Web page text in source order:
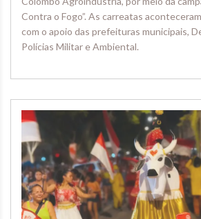
Contra o Fogo”. As carreatas
com o apoio das prefeituras municipais,
Polícias Militar e Ambiental.